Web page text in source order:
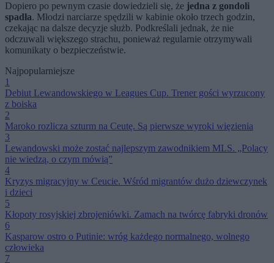
Dopiero po pewnym czasie dowiedzieli się, że jedna z gondoli
spadła. Młodzi narciarze spędzili w kabinie około trzech godzin,
czekając na dalsze decyzje służb. Podkreślali jednak, że nie
odczuwali większego strachu, ponieważ regularnie otrzymywali
komunikaty o bezpieczeństwie.
Najpopularniejsze
1
Debiut Lewandowskiego w Leagues Cup. Trener gości wyrzucony
z boiska
2
Maroko rozlicza szturm na Ceutę. Są pierwsze wyroki więzienia
3
Lewandowski może zostać najlepszym zawodnikiem MLS. „Polacy
nie wiedzą, o czym mówią”
4
Kryzys migracyjny w Ceucie. Wśród migrantów dużo dziewczynek
i dzieci
5
Kłopoty rosyjskiej zbrojeniówki. Zamach na twórcę fabryki dronów
6
Kasparow ostro o Putinie: wróg każdego normalnego, wolnego
człowieka
7